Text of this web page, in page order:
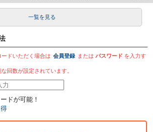
一覧を見る
ドいただく場合は 会員登録 またはパスワード を入力す
回数が設定されています。
ドが可能！